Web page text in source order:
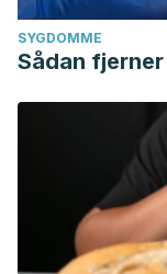
SYGDOMME
Sådan